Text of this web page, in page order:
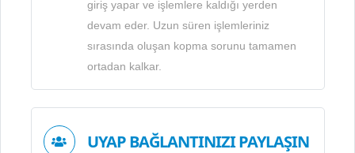
giriş yapar ve işlemlere kaldığı yerden
devam eder. Uzun süren işlemleriniz
sırasında oluşan kopma sorunu tamamen
ortadan kalkar.
UYAP BAĞLANTINIZI PAYLAŞIN